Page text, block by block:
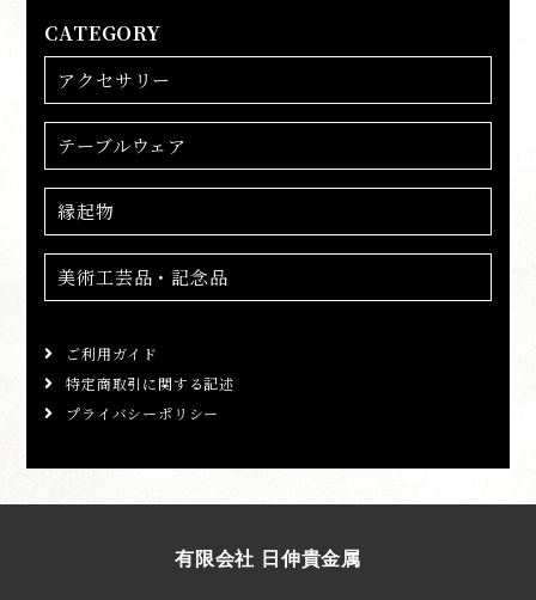
CATEGORY
アクセサリー
テーブルウェア
縁起物
美術工芸品・記念品
ご利用ガイド
特定商取引に関する記述
プライバシーポリシー
有限会社 日伸貴金属